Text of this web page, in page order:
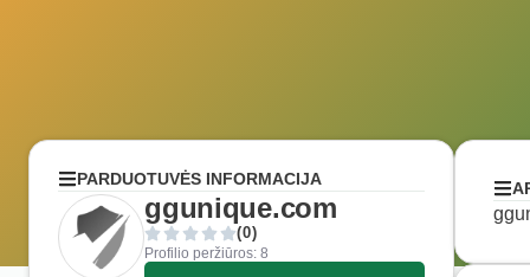
PARDUOTUVĖS INFORMACIJA
ggunique.com
(0)
Profilio peržiūros: 8